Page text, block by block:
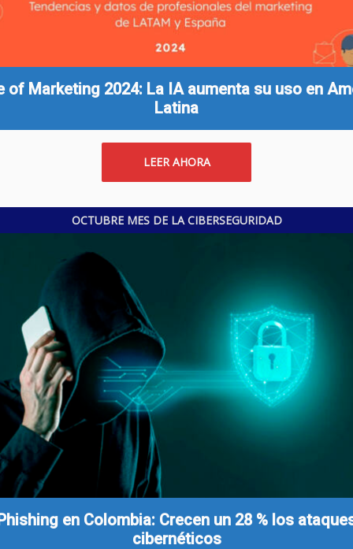
of Marketing 2024: La IA aumenta su uso en
Latina
LEER AHORA
OCTUBRE MES DE LA CIBERSEGURIDAD
en Colombia: Crecen un 28 % los
cibernéticos